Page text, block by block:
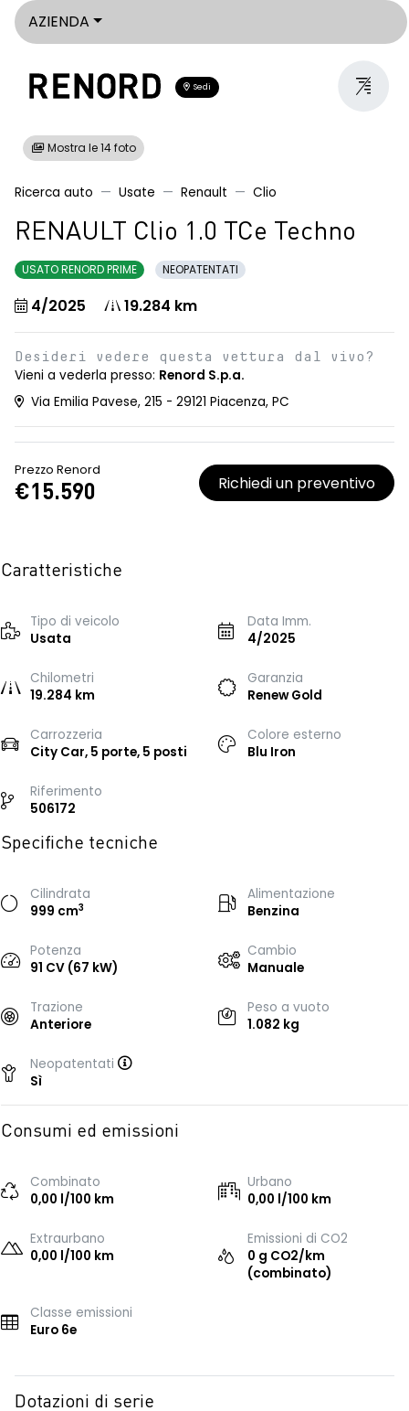
AZIENDA
Sedi
Mostra le 14 foto
Ricerca auto Usate Renault Clio
RENAULT Clio 1.0 TCe Techno
USATO RENORD PRIME NEOPATENTATI
4/2025 19.284 km
Desideri vedere questa vettura dal vivo?
Vieni a vederla presso: Renord S.p.a.
Via Emilia Pavese, 215 - 29121 Piacenza, PC
Prezzo Renord
€15.590 Richiedi un preventivo
Caratteristiche
Tipo di veicolo
Usata
Data Imm.
4/2025
Chilometri
19.284 km
Garanzia
Renew Gold
Carrozzeria
City Car, 5 porte, 5 posti
Colore esterno
Blu Iron
Riferimento
506172
Specifiche tecniche
Cilindrata
999 cm3
Alimentazione
Benzina
Potenza
91 CV (67 kW)
Cambio
Manuale
Trazione
Anteriore
Peso a vuoto
1.082 kg
Neopatentati
Sì
Consumi ed emissioni
Combinato
0,00 l/100 km
Urbano
0,00 l/100 km
Extraurbano
0,00 l/100 km
Emissioni di CO2
0 g CO2/km
(combinato)
Classe emissioni
Euro 6e
Dotazioni di serie